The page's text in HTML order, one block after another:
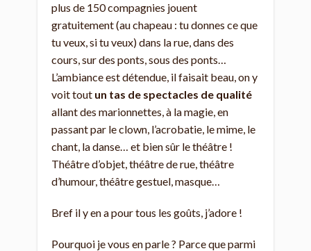
plus de 150 compagnies jouent
gratuitement (au chapeau : tu donnes ce que
tu veux, si tu veux) dans la rue, dans des
cours, sur des ponts, sous des ponts…
L’ambiance est détendue, il faisait beau, on y
voit tout un tas de spectacles de qualité
allant des marionnettes, à la magie, en
passant par le clown, l’acrobatie, le mime, le
chant, la danse… et bien sûr le théâtre !
Théâtre d’objet, théâtre de rue, théâtre
d’humour, théâtre gestuel, masque…
Bref il y en a pour tous les goûts, j’adore !
Pourquoi je vous en parle ? Parce que parmi